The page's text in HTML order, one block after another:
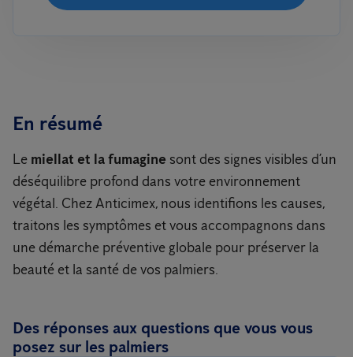
En résumé
Le miellat et la fumagine sont des signes visibles d’un
déséquilibre profond dans votre environnement
végétal. Chez Anticimex, nous identifions les causes,
traitons les symptômes et vous accompagnons dans
une démarche préventive globale pour préserver la
beauté et la santé de vos palmiers.
Des réponses aux questions que vous vous
posez sur les palmiers